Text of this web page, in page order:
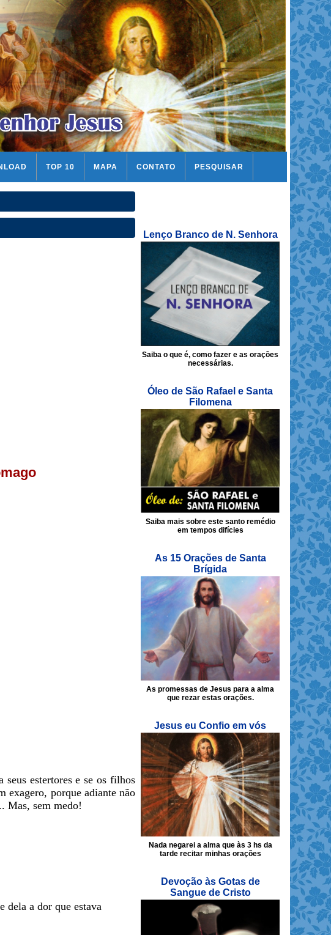
TOP 10 MAPA CONTATO PESQUISAR
estertores e se os filhos
exagero, porque adiante não
Mas, sem medo!
dela a dor que estava
Lenço Branco de N. Senhora
Saiba o que é, como fazer e as orações
necessárias.
Óleo de São Rafael e Santa
Filomena
Saiba mais sobre este santo remédio
em tempos difícies
As 15 Orações de Santa
Brígida
As promessas de Jesus para a alma
que rezar estas orações.
Jesus eu Confio em vós
Nada negarei a alma que às 3 hs da
tarde recitar minhas orações
Devoção às Gotas de
Sangue de Cristo